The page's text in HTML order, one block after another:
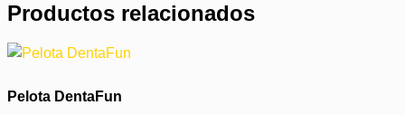
Productos relacionados
Pelota DentaFun